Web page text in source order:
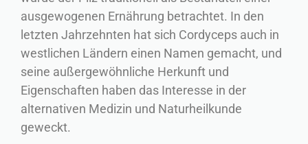
ausgewogenen Ernährung betrachtet. In den
letzten Jahrzehnten hat sich Cordyceps auch in
westlichen Ländern einen Namen gemacht, und
seine außergewöhnliche Herkunft und
Eigenschaften haben das Interesse in der
alternativen Medizin und Naturheilkunde
geweckt.